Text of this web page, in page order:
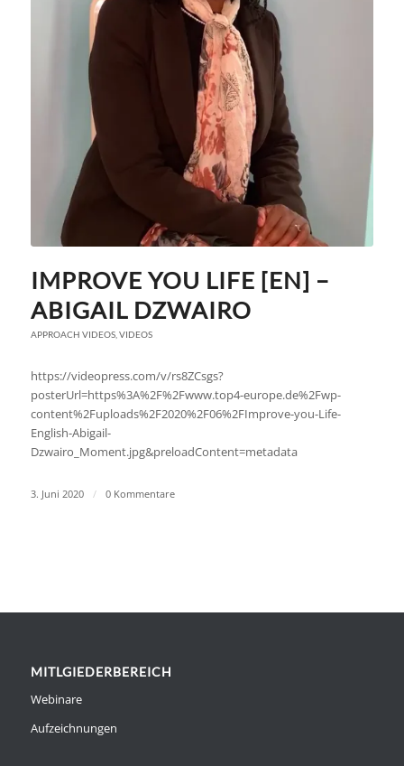
IMPROVE YOU LIFE [EN] –
ABIGAIL DZWAIRO
APPROACH VIDEOS, VIDEOS
https://videopress.com/v/rs8ZCsgs?
posterUrl=https%3A%2F%2Fwww.top4-europe.de%2Fwp-
content%2Fuploads%2F2020%2F06%2FImprove-you-Life-
English-Abigail-
Dzwairo_Moment.jpg&preloadContent=metadata
3. Juni 2020 / 0 Kommentare
MITLGIEDERBEREICH
Webinare
Aufzeichnungen